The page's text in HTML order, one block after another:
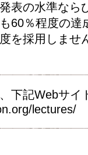
表の水準なら
60％程度の
を採用しませ
下記Webサイ
lectures/